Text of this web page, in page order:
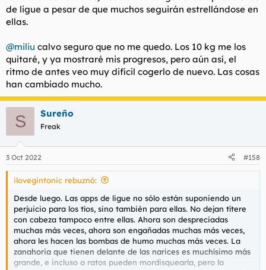
de ligue a pesar de que muchos seguirán estrellándose en
ellas.
@miliu calvo seguro que no me quedo. Los 10 kg me los
quitaré, y ya mostraré mis progresos, pero aún así, el
ritmo de antes veo muy difícil cogerlo de nuevo. Las cosas
han cambiado mucho.
S Sureño
Freak
3 Oct 2022 #158
ilovegintonic rebuznó:
Desde luego. Las apps de ligue no sólo están suponiendo un
perjuicio para los tíos, sino también para ellas. No dejan títere
con cabeza tampoco entre ellas. Ahora son despreciadas
muchas más veces, ahora son engañadas muchas más veces,
ahora les hacen las bombas de humo muchas más veces. La
zanahoria que tienen delante de las narices es muchísimo más
grande, e incluso a ratos pueden mordisquearla, pero la